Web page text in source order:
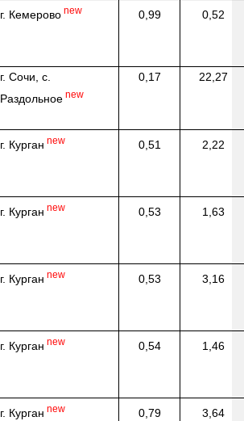
г. Кемерово new 0,99 0,52
г. Сочи, с.
Раздольное new
0,17 22,27
г. Курган new 0,51 2,22
г. Курган new 0,53 1,63
г. Курган new 0,53 3,16
г. Курган new 0,54 1,46
г. Курган new 0,79 3,64